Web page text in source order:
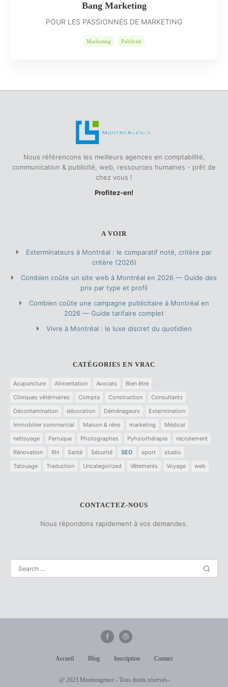
Bang Marketing
POUR LES PASSIONNÉS DE MARKETING
Marketing Publicité
Nous référencons les meilleurs agences en comptabilité,
communication & publicité, web, ressources humaines - prêt de
chez vous !
Profitez-en!
A VOIR
Exterminateurs à Montréal : le comparatif noté, critère par
critère (2026)
Combien coûte un site web à Montréal en 2026 — Guide des
prix par type et profil
Combien coûte une campagne publicitaire à Montréal en
2026 — Guide tarifaire complet
Vivre à Montréal : le luxe discret du quotidien
CATÉGORIES EN VRAC
Acupuncture Alimentation Avocats
Bien être
Cliniques vétérinaires
Compta Construction
Consultants
Décontamination
décoration Déménageurs
Extermination
Immobilier commercial
Maison & réno marketing
Médical
nettoyage
Perruque Photographes Pyhsiothérapie
recrutement
Rénovation
RH Santé Sécurité SEO sport
studio
Tatouage
Traduction Uncategorized Vêtements Voyage web
CONTACTEZ-NOUS
Nous répondons rapidement à vos demandes.
Accueil Blog Inscription Contact
@ 2023 Montreagence - Tous droits réservés-